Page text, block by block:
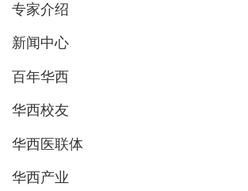
专家介绍
新闻中心
百年华西
华西校友
华西医联体
华西产业